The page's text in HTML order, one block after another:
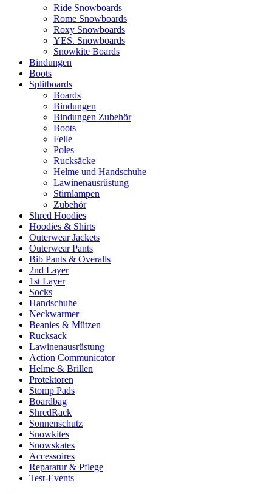
Ride Snowboards
Rome Snowboards
Roxy Snowboards
YES. Snowboards
Snowkite Boards
Bindungen
Boots
Splitboards
Boards
Bindungen
Bindungen Zubehör
Boots
Felle
Poles
Rucksäcke
Helme und Handschuhe
Lawinenausrüstung
Stirnlampen
Zubehör
Shred Hoodies
Hoodies & Shirts
Outerwear Jackets
Outerwear Pants
Bib Pants & Overalls
2nd Layer
1st Layer
Socks
Handschuhe
Neckwarmer
Beanies & Mützen
Rucksack
Lawinenausrüstung
Action Communicator
Helme & Brillen
Protektoren
Stomp Pads
Boardbag
ShredRack
Sonnenschutz
Snowkites
Snowskates
Accessoires
Reparatur & Pflege
Test-Events